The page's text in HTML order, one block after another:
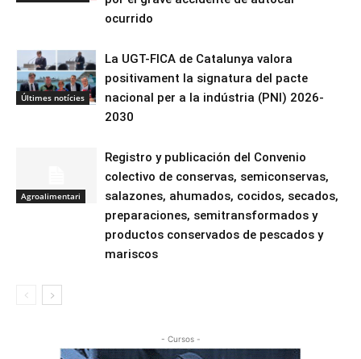
ocurrido
Últimes notícies
La UGT-FICA de Catalunya valora
positivament la signatura del pacte
nacional per a la indústria (PNI) 2026-
2030
Agroalimentari
Registro y publicación del Convenio
colectivo de conservas, semiconservas,
salazones, ahumados, cocidos, secados,
preparaciones, semitransformados y
productos conservados de pescados y
mariscos
- Cursos -